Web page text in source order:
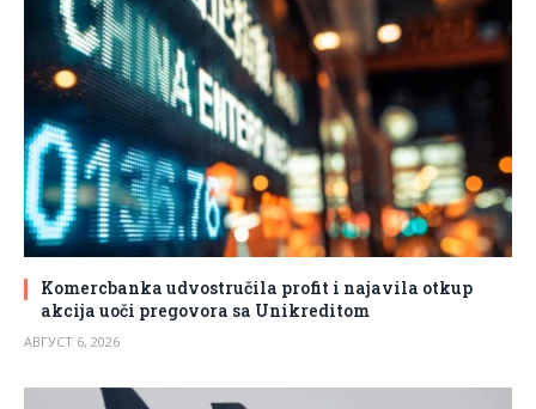
Komercbanka udvostručila profit i najavila otkup
akcija uoči pregovora sa Unikreditom
АВГУСТ 6, 2026